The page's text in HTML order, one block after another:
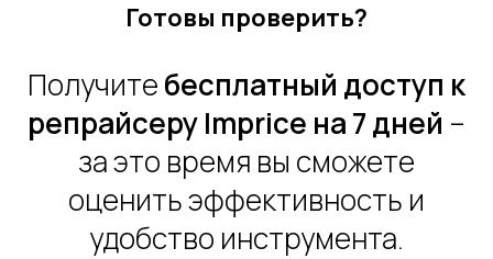
Готовы проверить?
Получитебесплатный доступ к
репрайсеру Imprice на 7 дней –
за это время вы сможете
оценить эффективность и
удобство инструмента.